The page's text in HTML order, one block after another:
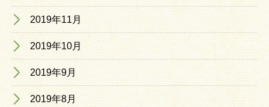
2019年11月
2019年10月
2019年9月
2019年8月